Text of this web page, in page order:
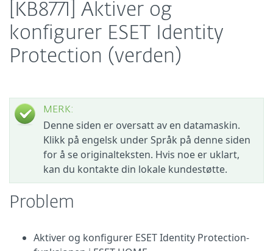
[KB8771] Aktiver og
konfigurer ESET Identity
Protection (verden)
MERK:
Denne siden er oversatt av en datamaskin.
Klikk på engelsk under Språk på denne siden
for å se originalteksten. Hvis noe er uklart,
kan du kontakte din lokale kundestøtte.
Problem
Aktiver og konfigurer ESET Identity Protection-